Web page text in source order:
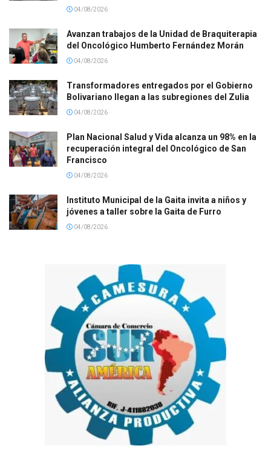
04/08/2026
Avanzan trabajos de la Unidad de Braquiterapia
del Oncológico Humberto Fernández Morán
04/08/2026
Transformadores entregados por el Gobierno
Bolivariano llegan a las subregiones del Zulia
04/08/2026
Plan Nacional Salud y Vida alcanza un 98% en la
recuperación integral del Oncológico de San
Francisco
04/08/2026
Instituto Municipal de la Gaita invita a niños y
jóvenes a taller sobre la Gaita de Furro
04/08/2026